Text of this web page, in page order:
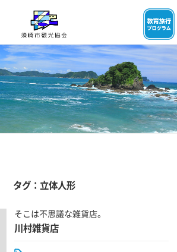
タグ：立体人形
そこは不思議な雑貨店。
川村雑貨店